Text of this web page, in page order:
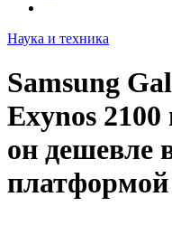
Наука и техника
Samsung
Exynos 2100
он дешевле